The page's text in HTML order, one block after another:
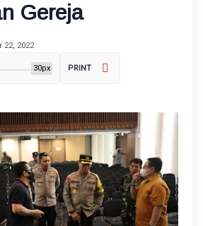
Gereja
22, 2022
30px PRINT